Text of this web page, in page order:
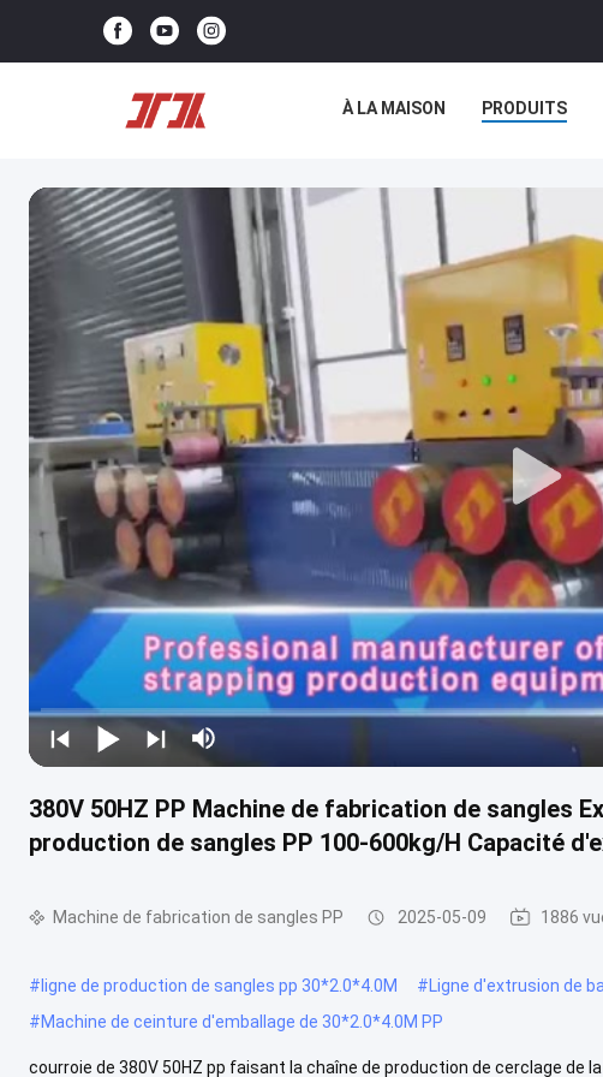
À LA MAISON PRODUITS
380V 50HZ PP Machine de fabrication de sangles
production de sangles PP 100-600kg/H Capacité
Machine de fabrication de sangles PP 2025-05-09 1886
#ligne de production de sangles pp 30*2.0*4.0M #Ligne d'extrusion de
#Machine de ceinture d'emballage de 30*2.0*4.0M PP
courroie de 380V 50HZ pp faisant la chaîne de production de cerclage de